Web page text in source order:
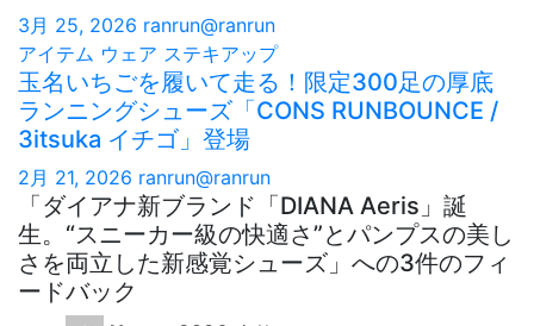
3月 25, 2026 ranrun@ranrun
アイテム ウェア ステキアップ
玉名いちごを履いて走る！限定300足の厚底
ランニングシューズ「CONS RUNBOUNCE /
3itsuka イチゴ」登場
2月 21, 2026 ranrun@ranrun
「ダイアナ新ブランド「DIANA Aeris」誕
生。“スニーカー級の快適さ”とパンプスの美し
さを両立した新感覚シューズ」への3件のフィ
ードバック